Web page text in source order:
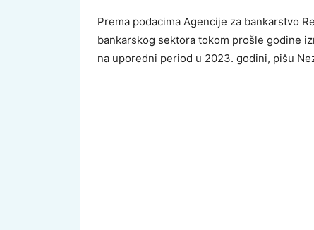
Prema podacima Agencije za bankarstvo
bankarskog sektora tokom prošle godine
na uporedni period u 2023. godini, pišu